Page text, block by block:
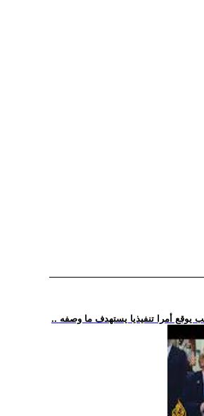
يوقع أمرا تنفيذيا يستهدف ما وصفه